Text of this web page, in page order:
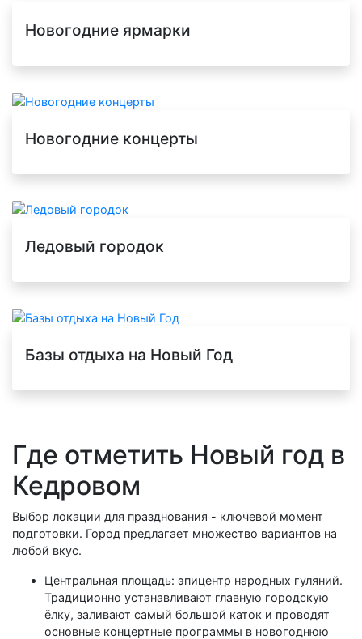
Новогодние ярмарки
Новогодние концерты
Ледовый городок
Базы отдыха на Новый Год
Где отметить Новый год в
Кедровом
Выбор локации для празднования - ключевой момент
подготовки. Город предлагает множество вариантов на
любой вкус.
Центральная площадь: эпицентр народных гуляний.
Традиционно устанавливают главную городскую
ёлку, заливают самый большой каток и проводят
основные концертные программы в новогоднюю